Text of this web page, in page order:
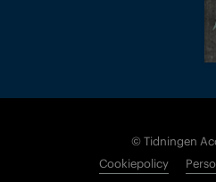
© Tidningen
Cookiepolicy